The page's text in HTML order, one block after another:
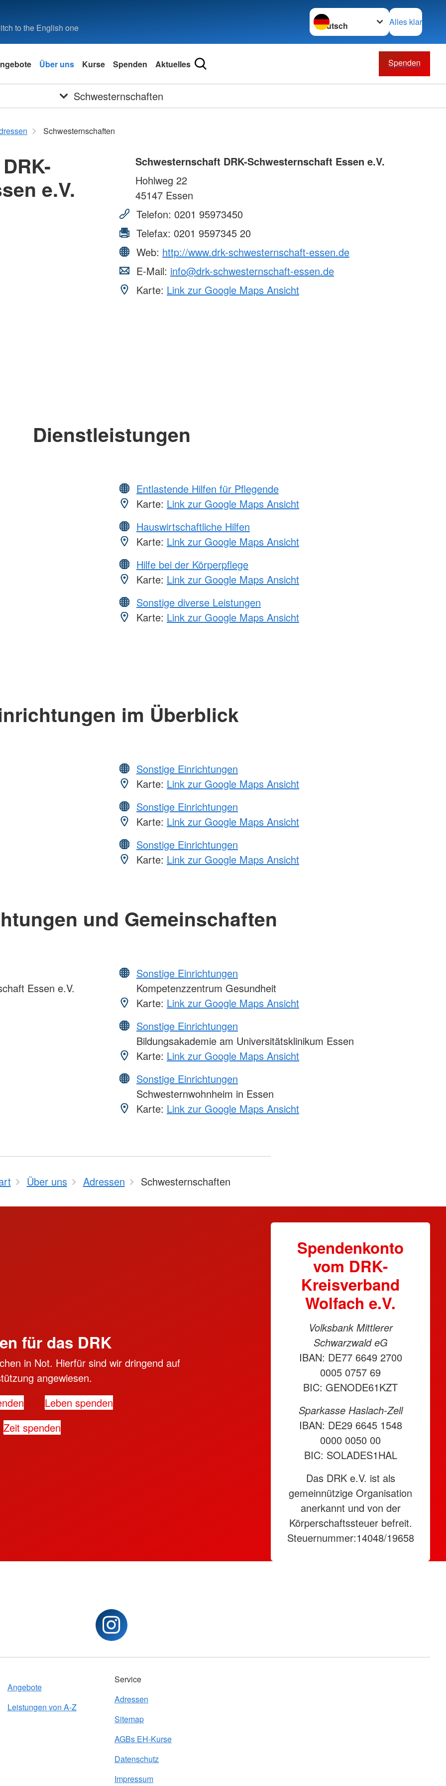
to the English one
Sprache wechseln zu
Alles klar
Über uns Kurse Spenden Aktuelles Spenden
Schwesternschaften
Schwesternschaften
e.V.
Schwesternschaft DRK-Schwesternschaft Essen e.V.
Hohlweg 22
45147 Essen
Telefon: 0201 95973450
Telefax: 0201 9597345 20
Web: http://www.drk-schwesternschaft-essen.de
E-Mail: info@drk-schwesternschaft-essen.de
Karte: Link zur Google Maps Ansicht
Dienstleistungen
Entlastende Hilfen für Pflegende
Karte: Link zur Google Maps Ansicht
Hauswirtschaftliche Hilfen
Karte: Link zur Google Maps Ansicht
Hilfe bei der Körperpflege
Karte: Link zur Google Maps Ansicht
Sonstige diverse Leistungen
Karte: Link zur Google Maps Ansicht
im Überblick
Sonstige Einrichtungen
Karte: Link zur Google Maps Ansicht
Sonstige Einrichtungen
Karte: Link zur Google Maps Ansicht
Sonstige Einrichtungen
Karte: Link zur Google Maps Ansicht
und Gemeinschaften
Essen e.V.
Sonstige Einrichtungen
Kompetenzzentrum Gesundheit
Karte: Link zur Google Maps Ansicht
Sonstige Einrichtungen
Bildungsakademie am Universitätsklinikum Essen
Karte: Link zur Google Maps Ansicht
Sonstige Einrichtungen
Schwesternwohnheim in Essen
Karte: Link zur Google Maps Ansicht
Über uns Adressen Schwesternschaften
für das DRK
in Not. Hierfür sind wir dringend auf
angewiesen.
Leben spenden
Zeit spenden
Spendenkonto
vom DRK-
Kreisverband
Wolfach e.V.
Volksbank Mittlerer
Schwarzwald eG
IBAN: DE77 6649 2700
0005 0757 69
BIC: GENODE61KZT
Sparkasse Haslach-Zell
IBAN: DE29 6645 1548
0000 0050 00
BIC: SOLADES1HAL
Das DRK e.V. ist als
gemeinnützige Organisation
anerkannt und von der
Körperschaftssteuer befreit.
Steuernummer:14048/19658
Angebote
Leistungen von A-Z
Service
Adressen
Sitemap
AGBs EH-Kurse
Datenschutz
Impressum